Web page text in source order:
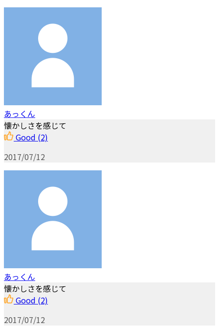
あっくん
懐かしさを感じて
Good (2)
2017/07/12
あっくん
懐かしさを感じて
Good (2)
2017/07/12